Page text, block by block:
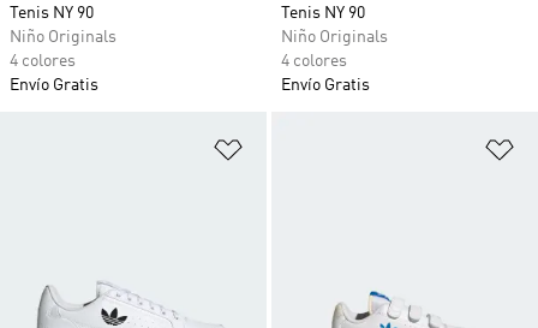
Tenis NY 90
Niño Originals
4 colores
Envío Gratis
Tenis NY 90
Niño Originals
4 colores
Envío Gratis